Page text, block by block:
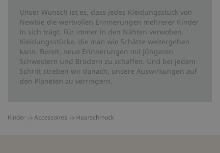
Unser Wunsch ist es, dass jedes Kleidungsstück von
Newbie die wertvollen Erinnerungen mehrerer Kinder
in sich trägt. Für immer in den Nähten verwoben.
Kleidungsstücke, die man wie Schätze weitergeben
kann. Bereit, neue Erinnerungen mit jüngeren
Schwestern und Brüdern zu schaffen. Und bei jedem
Schritt streben wir danach, unsere Auswirkungen auf
den Planeten zu verringern.
Kinder Accessoires Haarschmuck